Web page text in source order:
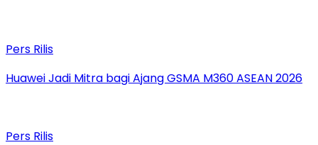
Pers Rilis
Huawei Jadi Mitra bagi Ajang GSMA M360 ASEAN 2026
Pers Rilis